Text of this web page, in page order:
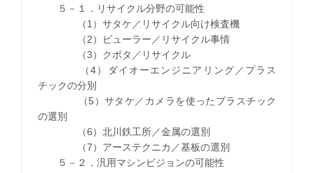
５－１．リサイクル分野の可能性
（1）サタケ／リサイクル向け検査機
（2）ビューラー／リサイクル事情
（3）クボタ／リサイクル
（4）ダイオーエンジニアリング／プラス
チックの分別
（5）サタケ／カメラを使ったプラスチック
の選別
（6）北川鉄工所／金属の選別
（7）アーステクニカ／基板の選別
５－２．汎用マシンビジョンの可能性